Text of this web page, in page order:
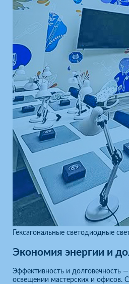
Гексагональные светодиодные
Экономия энергии и
Эффективность и долговечность
освещении мастерских и офисов.